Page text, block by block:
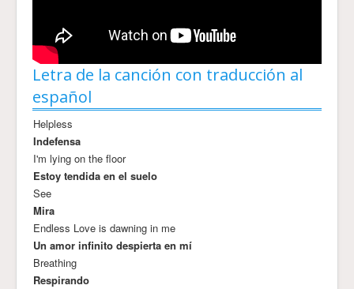
Letra de la canción con traducción al
español
Helpless
Indefensa
I'm lying on the floor
Estoy tendida en el suelo
See
Mira
Endless Love is dawning in me
Un amor infinito despierta en mí
Breathing
Respirando